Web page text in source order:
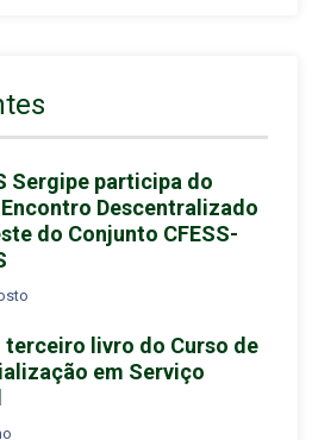
Sergipe participa do
Encontro Descentralizado
do Conjunto CFESS-
terceiro livro do Curso de
em Serviço